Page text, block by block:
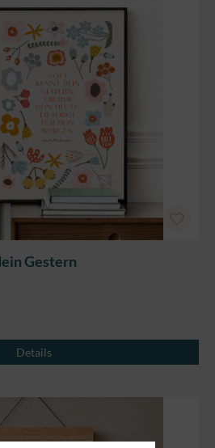
Gestern
Details